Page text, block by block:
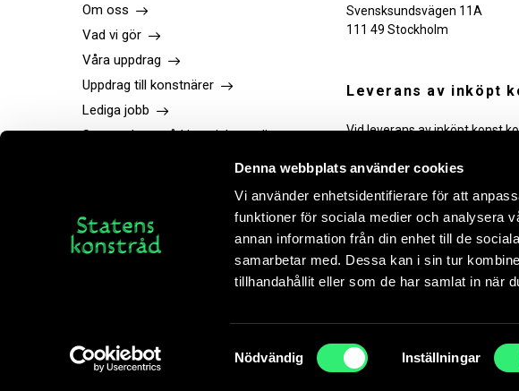
Denna webbplats använder cookies
Vi använder enhetsidentifierare för att
funktioner för sociala medier och analysera
annan information från din enhet till de
samarbetar med. Dessa kan i sin tur
tillhandahållit eller som de har samlat in när
Samtyckesval
Nödvändig Inställningar
Om oss
Vad vi gör
Våra uppdrag
Uppdrag till konstnärer
Lediga jobb
Statens konstråd i sociala medier
Bokhandel
Svensksundsvägen 11A
111 49 Stockholm
Leverans av inköpt
Vid leverans av inköpt konst
Vi använder cookies för att din läsarupplevelse ska bli så bra